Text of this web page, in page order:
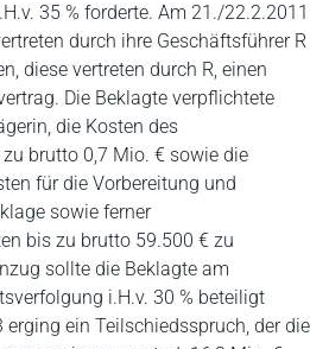
35 % forderte. Am 21./22.2.2011
durch ihre Geschäftsführer R
diese vertreten durch R, einen
Die Beklagte verpflichtete
die Kosten des
brutto 0,7 Mio. € sowie die
für die Vorbereitung und
sowie ferner
bis zu brutto 59.500 € zu
sollte die Beklagte am
i.H.v. 30 % beteiligt
ein Teilschiedsspruch, der die